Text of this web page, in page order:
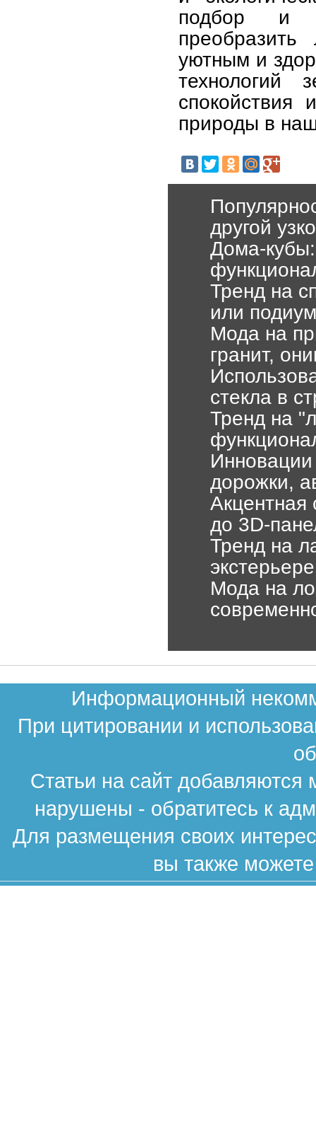
подбор и
уютным и
технологий
спокойствия
природы в
другой
Дома-
Тренд на
или подиум
Мода на
гранит,
стекла в
Тренд на
дорожки,
до 3D-
Тренд на
Мода на
Информационный
При цитировании и
Статьи на сайт
нарушены - обратитесь к
Для размещения своих
вы также